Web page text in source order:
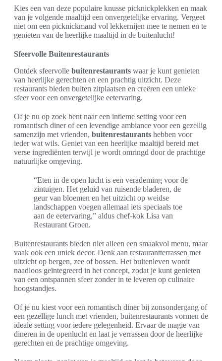
Kies een van deze populaire knusse picknickplekken en maak
van je volgende maaltijd een onvergetelijke ervaring. Vergeet
niet om een picknickmand vol lekkernijen mee te nemen en te
genieten van de heerlijke maaltijd in de buitenlucht!
Sfeervolle Buitenrestaurants
Ontdek sfeervolle buitenrestaurants waar je kunt genieten
van heerlijke gerechten en een prachtig uitzicht. Deze
restaurants bieden buiten zitplaatsen en creëren een unieke
sfeer voor een onvergetelijke eetervaring.
Of je nu op zoek bent naar een intieme setting voor een
romantisch diner of een levendige ambiance voor een gezellig
samenzijn met vrienden, buitenrestaurants hebben voor
ieder wat wils. Geniet van een heerlijke maaltijd bereid met
verse ingrediënten terwijl je wordt omringd door de prachtige
natuurlijke omgeving.
“Eten in de open lucht is een verademing voor de
zintuigen. Het geluid van ruisende bladeren, de
geur van bloemen en het uitzicht op weidse
landschappen voegen allemaal iets speciaals toe
aan de eetervaring,” aldus chef-kok Lisa van
Restaurant Groen.
Buitenrestaurants bieden niet alleen een smaakvol menu, maar
vaak ook een uniek decor. Denk aan restaurantterrassen met
uitzicht op bergen, zee of bossen. Het buitenleven wordt
naadloos geïntegreerd in het concept, zodat je kunt genieten
van een ontspannen sfeer zonder in te leveren op culinaire
hoogstandjes.
Of je nu kiest voor een romantisch diner bij zonsondergang of
een gezellige lunch met vrienden, buitenrestaurants vormen de
ideale setting voor iedere gelegenheid. Ervaar de magie van
dineren in de openlucht en laat je verrassen door de heerlijke
gerechten en de prachtige omgeving.